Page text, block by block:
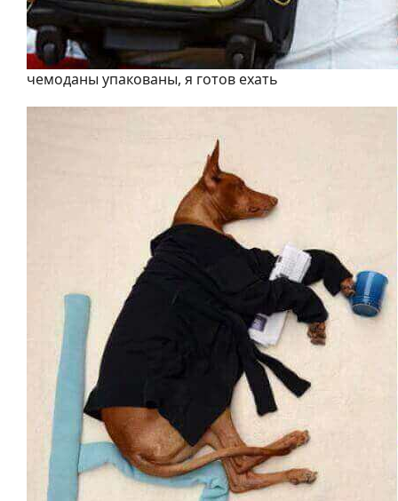
чемоданы упакованы, я готов ехать